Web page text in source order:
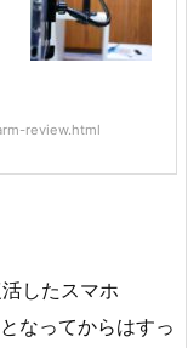
review.html
したスマホ
なってからはすっ